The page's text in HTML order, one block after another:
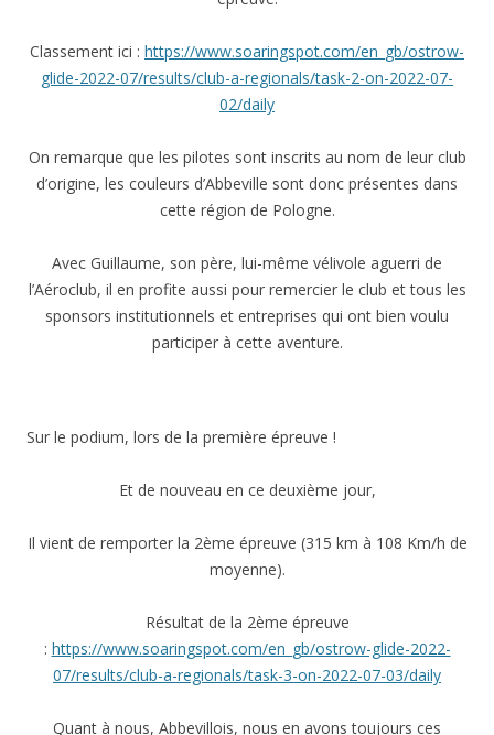
Classement ici : https://www.soaringspot.com/en_gb/ostrow-
glide-2022-07/results/club-a-regionals/task-2-on-2022-07-
02/daily
On remarque que les pilotes sont inscrits au nom de leur club
d’origine, les couleurs d’Abbeville sont donc présentes dans
cette région de Pologne.
Avec Guillaume, son père, lui-même vélivole aguerri de
l’Aéroclub, il en profite aussi pour remercier le club et tous les
sponsors institutionnels et entreprises qui ont bien voulu
participer à cette aventure.
Sur le podium, lors de la première épreuve !
Et de nouveau en ce deuxième jour,
Il vient de remporter la 2ème épreuve (315 km à 108 Km/h de
moyenne).
Résultat de la 2ème épreuve
: https://www.soaringspot.com/en_gb/ostrow-glide-2022-
07/results/club-a-regionals/task-3-on-2022-07-03/daily
Quant à nous, Abbevillois, nous en avons toujours ces